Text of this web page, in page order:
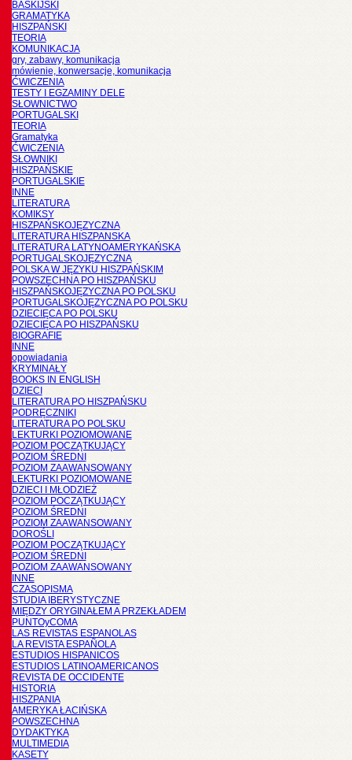
BASKIJSKI
GRAMATYKA
HISZPAŃSKI
TEORIA
KOMUNIKACJA
gry, zabawy, komunikacja
mówienie, konwersacje, komunikacja
ĆWICZENIA
TESTY I EGZAMINY DELE
SŁOWNICTWO
PORTUGALSKI
TEORIA
Gramatyka
ĆWICZENIA
SŁOWNIKI
HISZPAŃSKIE
PORTUGALSKIE
INNE
LITERATURA
KOMIKSY
HISZPAŃSKOJĘZYCZNA
LITERATURA HISZPANSKA
LITERATURA LATYNOAMERYKAŃSKA
PORTUGALSKOJĘZYCZNA
POLSKA W JĘZYKU HISZPAŃSKIM
POWSZECHNA PO HISZPAŃSKU
HISZPAŃSKOJĘZYCZNA PO POLSKU
PORTUGALSKOJĘZYCZNA PO POLSKU
DZIECIĘCA PO POLSKU
DZIECIĘCA PO HISZPAŃSKU
BIOGRAFIE
INNE
opowiadania
KRYMINAŁY
BOOKS IN ENGLISH
DZIECI
LITERATURA PO HISZPAŃSKU
PODRĘCZNIKI
LITERATURA PO POLSKU
LEKTURKI POZIOMOWANE
POZIOM POCZĄTKUJĄCY
POZIOM ŚREDNI
POZIOM ZAAWANSOWANY
LEKTURKI POZIOMOWANE
DZIECI I MŁODZIEŻ
POZIOM POCZĄTKUJĄCY
POZIOM ŚREDNI
POZIOM ZAAWANSOWANY
DOROŚLI
POZIOM POCZĄTKUJĄCY
POZIOM ŚREDNI
POZIOM ZAAWANSOWANY
INNE
CZASOPISMA
STUDIA IBERYSTYCZNE
MIĘDZY ORYGINAŁEM A PRZEKŁADEM
PUNTOyCOMA
LAS REVISTAS ESPANOLAS
LA REVISTA ESPAÑOLA
ESTUDIOS HISPANICOS
ESTUDIOS LATINOAMERICANOS
REVISTA DE OCCIDENTE
HISTORIA
HISZPANIA
AMERYKA ŁACIŃSKA
POWSZECHNA
DYDAKTYKA
MULTIMEDIA
KASETY